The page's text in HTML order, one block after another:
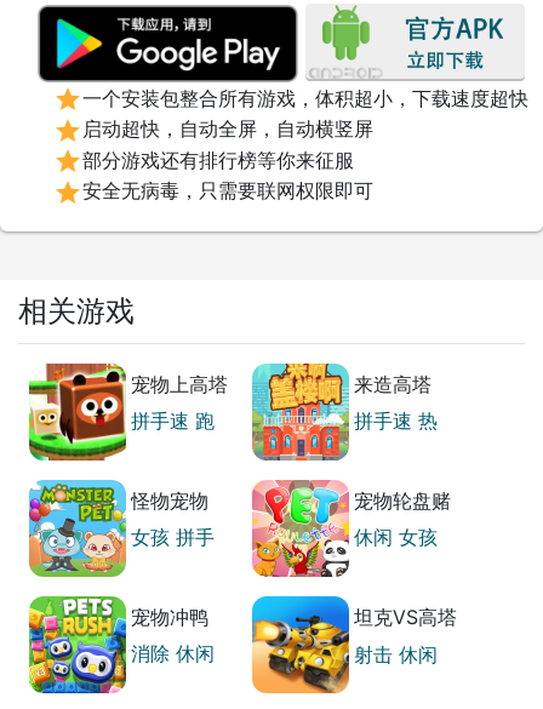
star一个安装包整合所有游戏，体积超小，下载速度超快
star 启动超快，自动全屏，自动横竖屏
star部分游戏还有排行榜等你来征服
star安全无病毒，只需要联网权限即可
相关游戏
宠物上高塔
拼手速 跑
来造高塔
拼手速 热
怪物宠物
女孩 拼手
宠物轮盘赌
休闲 女孩
宠物冲鸭
消除 休闲
坦克VS高塔
3D
射击 休闲